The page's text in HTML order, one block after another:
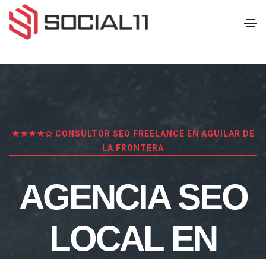
★★★★✩ CONSULTOR SEO FREELANCE EN AGUILAR DE
LA FRONTERA
AGENCIA SEO
LOCAL EN